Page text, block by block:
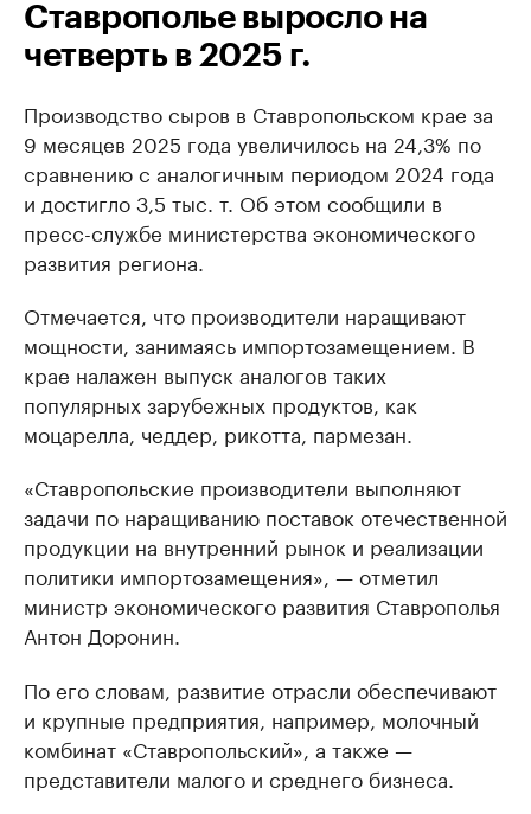
Ставрополье выросло на
четверть в 2025 г.
Производство сыров в Ставропольском крае за
9 месяцев 2025 года увеличилось на 24,3% по
сравнению с аналогичным периодом 2024 года
и достигло 3,5 тыс. т. Об этом сообщили в
пресс-службе министерства экономического
развития региона.
Отмечается, что производители наращивают
мощности, занимаясь импортозамещением. В
крае налажен выпуск аналогов таких
популярных зарубежных продуктов, как
моцарелла, чеддер, рикотта, пармезан.
«Ставропольские производители выполняют
задачи по наращиванию поставок отечественной
продукции на внутренний рынок и реализации
политики импортозамещения», — отметил
министр экономического развития Ставрополья
Антон Доронин.
По его словам, развитие отрасли обеспечивают
и крупные предприятия, например, молочный
комбинат «Ставропольский», а также —
представители малого и среднего бизнеса.